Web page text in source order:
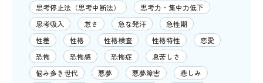
思考停止法（思考中断法）
思考力・集中力低下
思考吸入
怠さ 急な発汗
急性期
性差
性格 性格検査 性格特性
恋愛
恐怖
恐怖感 恐怖症
息苦しさ
悩み多き世代
悪夢 悪夢障害
悲しみ